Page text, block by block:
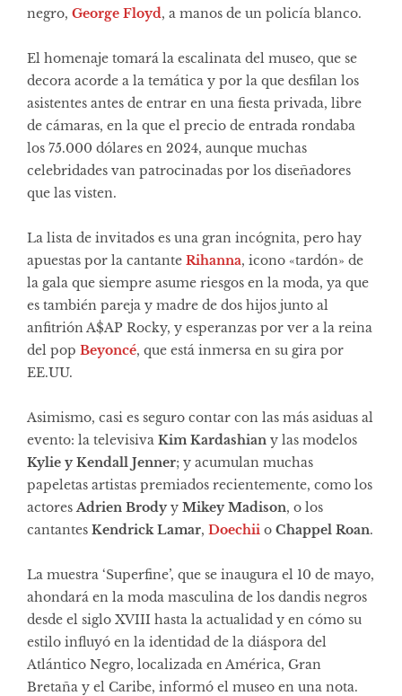
negro, George Floyd, a manos de un policía blanco.
El homenaje tomará la escalinata del museo, que se
decora acorde a la temática y por la que desfilan los
asistentes antes de entrar en una fiesta privada, libre
de cámaras, en la que el precio de entrada rondaba
los 75.000 dólares en 2024, aunque muchas
celebridades van patrocinadas por los diseñadores
que las visten.
La lista de invitados es una gran incógnita, pero hay
apuestas por la cantante Rihanna, icono «tardón» de
la gala que siempre asume riesgos en la moda, ya que
es también pareja y madre de dos hijos junto al
anfitrión A$AP Rocky, y esperanzas por ver a la reina
del pop Beyoncé, que está inmersa en su gira por
EE.UU.
Asimismo, casi es seguro contar con las más asiduas al
evento: la televisiva Kim Kardashian y las modelos
Kylie y Kendall Jenner; y acumulan muchas
papeletas artistas premiados recientemente, como los
actores Adrien Brodyy Mikey Madison, o los
cantantes Kendrick Lamar, Doechii o Chappel Roan.
La muestra ‘Superfine’, que se inaugura el 10 de mayo,
ahondará en la moda masculina de los dandis negros
desde el siglo XVIII hasta la actualidad y en cómo su
estilo influyó en la identidad de la diáspora del
Atlántico Negro, localizada en América, Gran
Bretaña y el Caribe, informó el museo en una nota.